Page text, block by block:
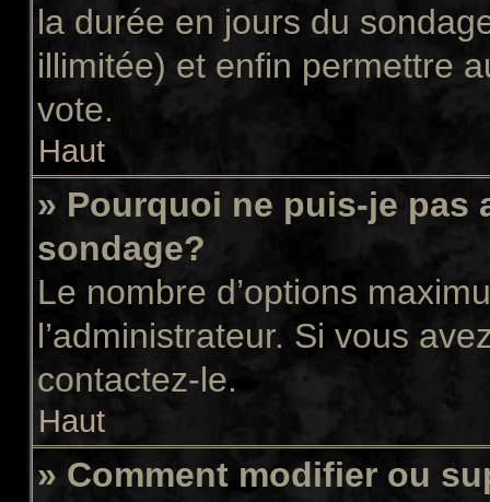
la durée en jours du
illimitée) et enfin permettre
vote.
Haut
» Pourquoi ne puis-je pas
sondage?
Le nombre d’options
l’administrateur. Si vous
contactez-le.
Haut
» Comment modifier ou